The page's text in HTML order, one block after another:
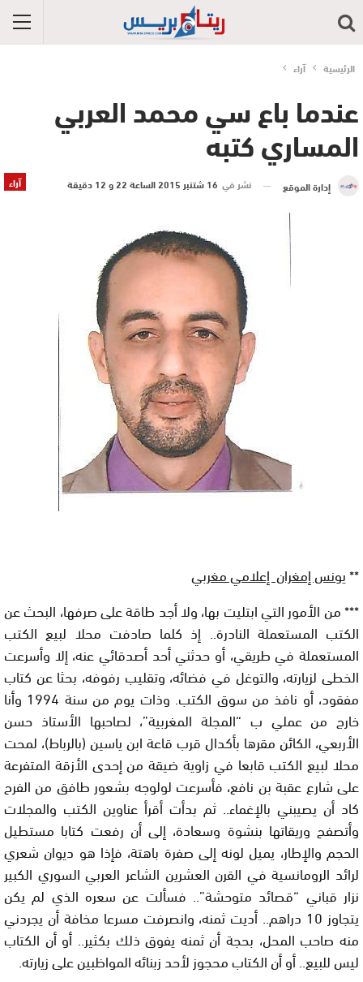
الرئيسية آراء
عندما باع سي محمد العربي
المساري كتبه
آراء إدارة الموقع نشر في 16 شتنبر 2015 الساعة 22 و 12 دقيقة
**يونس إمغران إعلامي مغربي
*** من الأمور التي ابتليت بها، ولا أجد طاقة على صرفها، البحث عن
الكتب المستعملة النادرة.. إذ كلما صادفت محلا لبيع الكتب
المستعملة في طريقي، أو حدثني أحد أصدقائي عنه، إلا وأسرعت
الخطى لزيارته، والتوغل في فضائه، وتقليب رفوفه، بحثا عن كتاب
مفقود، أو نافذ من سوق الكتب. وذات يوم من سنة 1994 وأنا
خارج من عملي ب “المجلة المغربية”، لصاحبها الأستاذ حسن
الأربعي، الكائن مقرها بأكدال قرب قاعة ابن ياسين (بالرباط)، لمحت
محلا لبيع الكتب قابعا في زاوية ضيقة من إحدى الأزقة المتفرعة
على شارع عقبة بن نافع، فأسرعت لولوجه بشعور طافق من الفرح
كاد أن يصيبني بالإغماء.. ثم بدأت أقرأ عناوين الكتب والمجلات
وأتصفح وريقاتها بنشوة وسعادة، إلى أن رفعت كتابا مستطيل
الحجم والإطار، يميل لونه إلى صفرة باهتة، فإذا هو ديوان شعري
لرائد الرومانسية في القرن العشرين الشاعر العربي السوري الكبير
نزار قباني “قصائد متوحشة”.. فسألت عن سعره الذي لم يكن
يتجاوز 10 دراهم.. أديت ثمنه، وانصرفت مسرعا مخافة أن يجردني
منه صاحب المحل، بحجة أن ثمنه يفوق ذلك بكثير.. أو أن الكتاب
ليس للبيع.. أو أن الكتاب محجوز لأحد زبنائه المواظبين على زيارته.